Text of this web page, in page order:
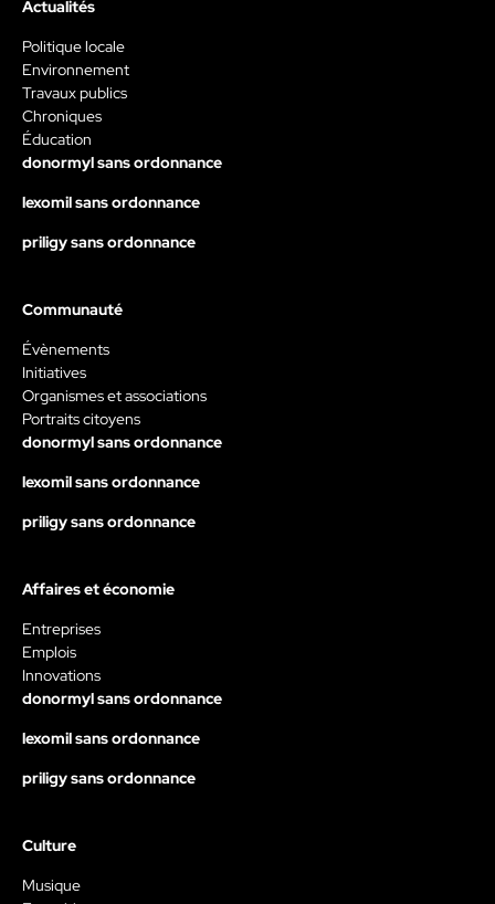
Actualités
Politique locale
Environnement
Travaux publics
Chroniques
Éducation
donormyl sans ordonnance
lexomil sans ordonnance
priligy sans ordonnance
Communauté
Évènements
Initiatives
Organismes et associations
Portraits citoyens
donormyl sans ordonnance
lexomil sans ordonnance
priligy sans ordonnance
Affaires et économie
Entreprises
Emplois
Innovations
donormyl sans ordonnance
lexomil sans ordonnance
priligy sans ordonnance
Culture
Musique